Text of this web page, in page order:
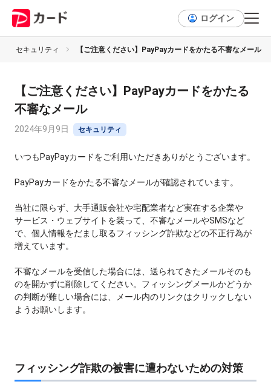
ログイン
セキュリティ 【ご注意ください】PayPayカードをかたる不審なメール
【ご注意ください】PayPayカードをかたる
不審なメール
2024年9月9日 セキュリティ
いつもPayPayカードをご利用いただきありがとうございます。
PayPayカードをかたる不審なメールが確認されています。
当社に限らず、大手通販会社や宅配業者など実在する企業や
サービス・ウェブサイトを装って、不審なメールやSMSなど
で、個人情報をだまし取るフィッシング詐欺などの不正行為が
増えています。
不審なメールを受信した場合には、送られてきたメールそのも
のを開かずに削除してください。フィッシングメールかどうか
の判断が難しい場合には、メール内のリンクはクリックしない
ようお願いします。
フィッシング詐欺の被害に遭わないための対策